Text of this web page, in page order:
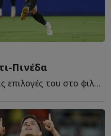
Πινέδα
Ο Μάρκο Νίκολιτς με τις επιλογές του στο φιλικό της Α...